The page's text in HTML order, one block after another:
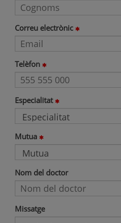
Correu electrònic
Telèfon
Especialitat
Mutua
Nom del doctor
Missatge